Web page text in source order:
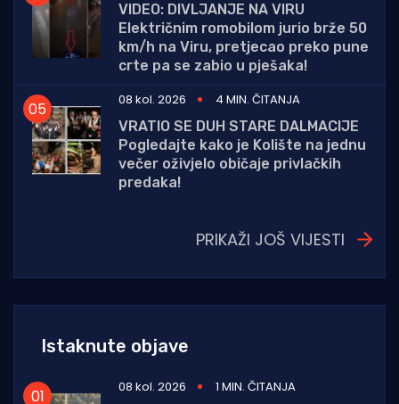
VIDEO: DIVLJANJE NA VIRU
Električnim romobilom jurio brže 50
km/h na Viru, pretjecao preko pune
crte pa se zabio u pješaka!
08 kol. 2026
4 MIN. ČITANJA
VRATIO SE DUH STARE DALMACIJE
Pogledajte kako je Kolište na jednu
večer oživjelo običaje privlačkih
predaka!
PRIKAŽI JOŠ VIJESTI
Istaknute objave
08 kol. 2026
1 MIN. ČITANJA